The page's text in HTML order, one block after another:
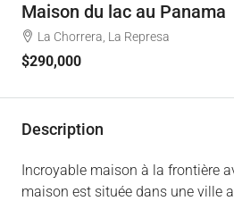
Maison du lac au Panama
La Chorrera, La Represa
$290,000
Description
Incroyable maison à la frontière
maison est située dans une ville